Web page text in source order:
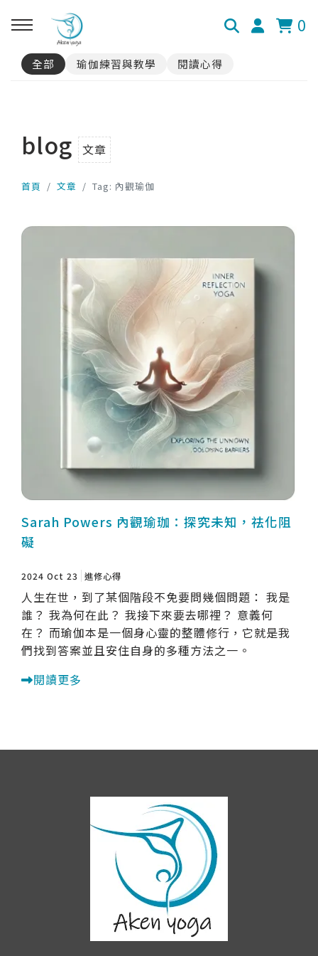
0
全部 瑜伽練習與教學 閱讀心得
blog 文章
首頁 文章 Tag: 內觀瑜伽
Sarah Powers 內觀瑜珈：探究未知，祛化阻
礙
2024 Oct 23 進修心得
人生在世，到了某個階段不免要問幾個問題： 我是
誰？ 我為何在此？ 我接下來要去哪裡？ 意義何
在？ 而瑜伽本是一個身心靈的整體修行，它就是我
們找到答案並且安住自身的多種方法之一。
閱讀更多